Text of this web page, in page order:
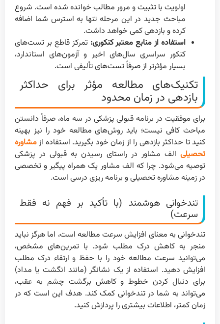
اولویت با تثبیت و مرور مطالب خوانده شده است. شروع
مباحث جدید در این مرحله تنها به استرس شما اضافه
کرده و بازدهی کمی خواهد داشت.
استفاده از منابع معتبر کنکوری: تمرکز قاطع بر تست‌های
کنکور سراسری سال‌های اخیر و آزمون‌های استاندارد،
بسیار مؤثرتر از صرفاً تست‌های تألیفی است.
تکنیک‌های مطالعه مؤثر برای حداکثر
بازدهی در زمان محدود
برای موفقیت در برنامه قبولی پزشکی در سه ماه، صرفاً دانستن
مباحث کافی نیست؛ باید روش‌های مطالعه خود را نیز بهینه
کنید تا حداکثر بازدهی را از زمان خود بگیرید. استفاده ازمشاوره
تحصیلی الف مشاور در راستای رسیدن به قبولی در پزشکی
توصیه می‌شود. چرا که الف مشاور یک همراه پیگیر و تخصصی
در زمینه مشاوره تحصیلی و برنامه ریزی درسی است.
تندخوانی هوشمند (با تأکید بر فهم نه فقط
سرعت)
تندخوانی به معنای افزایش سرعت مطالعه است، اما هرگز نباید
منجر به کاهش درک مطلب شود. با تمرین‌های مشخص،
می‌توانید سرعت مطالعه خود را با حفظ و ارتقاء درک مطلب
افزایش دهید. استفاده از یک نشانگر (مانند انگشت یا مداد)
برای دنبال کردن خطوط و کاهش برگشت چشم به عقب،
می‌تواند به شما در تندخوانی کمک کند. هدف این است که در
زمان کمتر، اطلاعات بیشتری را پردازش کنید.